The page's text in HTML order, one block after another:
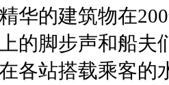
华的建筑物在
的脚步声和船夫
各站搭载乘客的